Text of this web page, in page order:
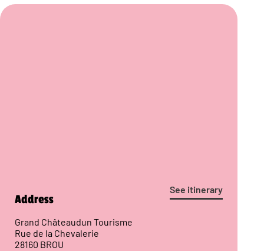
See itinerary
Address
Grand Châteaudun Tourisme
Rue de la Chevalerie
28160 BROU